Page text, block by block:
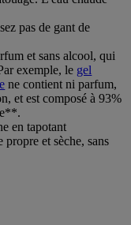
pas de gant de
et sans alcool, qui
exemple, le gel
ne contient ni parfum,
et est composé à 93%
en tapotant
propre et sèche, sans